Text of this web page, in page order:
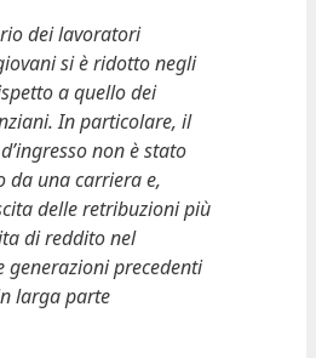
dei lavoratori
si è ridotto negli
a quello dei
In particolare, il
non è stato
da una carriera e,
delle retribuzioni più
di reddito nel
generazioni precedenti
larga parte